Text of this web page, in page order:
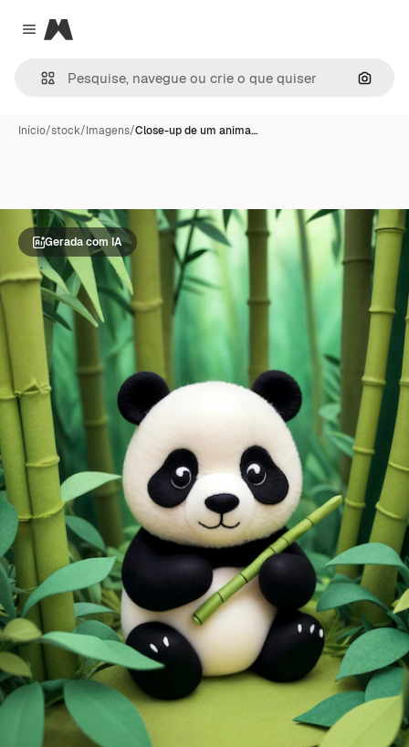
Close menu
Magnific
Início/stock/Imagens/Close-up de um anima…
Gerada com IA